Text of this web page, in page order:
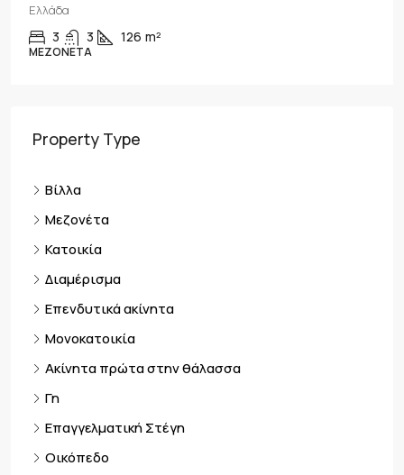
Θράκης, 630 77, Ελλάδα
5 5 240 m²
ΜΟΝΟΚΑΤΟΙΚΊΑ
Property Type
Βίλλα
Μεζονέτα
Κατοικία
Διαμέρισμα
Επενδυτικά ακίνητα
Μονοκατοικία
Ακίνητα πρώτα στην θάλασσα
Γη
Επαγγελματική Στέγη
Οικόπεδο